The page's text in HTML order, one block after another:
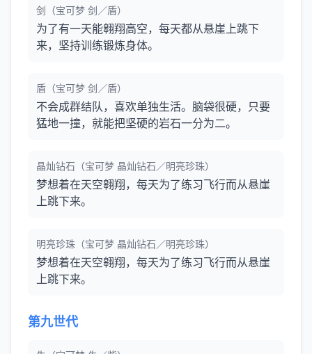
剑（宝可梦 剑／盾）
为了有一天能翱翔高空，每天都从悬崖上跳下
来，坚持训练锻炼身体。
盾（宝可梦 剑／盾）
不会成群结队，喜欢单独生活。脑袋很硬，只要
猛地一撞，就能把坚硬的岩石一分为二。
晶灿钻石（宝可梦 晶灿钻石／明亮珍珠）
梦想着在天空翱翔，每天为了练习飞行而从悬崖
上跳下来。
明亮珍珠（宝可梦 晶灿钻石／明亮珍珠）
梦想着在天空翱翔，每天为了练习飞行而从悬崖
上跳下来。
第九世代